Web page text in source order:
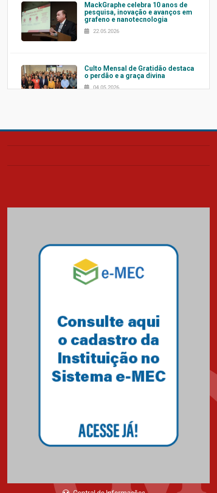
MackGraphe celebra 10 anos de
pesquisa, inovação e avanços em
grafeno e nanotecnologia
22.05.2026
Culto Mensal de Gratidão destaca
o perdão e a graça divina
04.05.2026
Confira como foi o culto mensal
Mackenzie mobiliza campanha
solidária para apoiar famílias em
Minas Gerais
Primeiro culto do ano ressalta o
27.02.2026